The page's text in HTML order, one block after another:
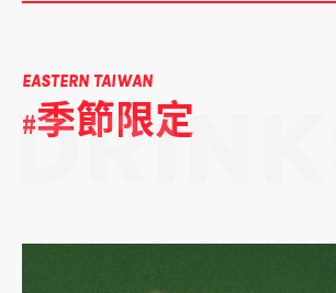
EASTERN TAIWAN
#季節限定
DRINKS